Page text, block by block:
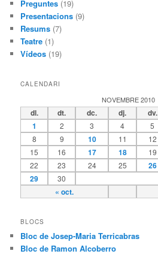
Preguntes (19)
Presentacions (9)
Resums (7)
Teatre (1)
Vídeos (19)
CALENDARI
NOVEMBRE 2010
dl. dt. dc. dj. dv.
« oct.
1 2 3 4 5
8
9 10 11 12
15 16 17 18 19
22
23 24 25 26
29 30
BLOCS
Bloc de Josep-Maria Terricabras
Bloc de Ramon Alcoberro